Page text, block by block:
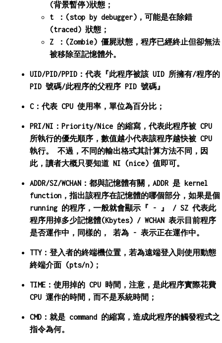
(背景暫停)狀態；
t ：(stop by debugger)，可能是在除錯
(traced) 狀態；
Z ：(Zombie) 僵屍狀態，程序已經終止但卻無法
被移除至記憶體外。
UID/PID/PPID：代表『此程序被該 UID 所擁有/程序的
PID 號碼/此程序的父程序 PID 號碼』
C：代表 CPU 使用率，單位為百分比；
PRI/NI：Priority/Nice 的縮寫，代表此程序被 CPU
所執行的優先順序，數值越小代表該程序越快被 CPU
執行。 不過，不同的輸出格式其計算方法不同，因
此，讀者大概只要知道 NI (nice) 值即可。
ADDR/SZ/WCHAN：都與記憶體有關，ADDR 是 kernel
function，指出該程序在記憶體的哪個部分，如果是個
running 的程序，一般就會顯示『 - 』 / SZ 代表此
程序用掉多少記憶體(Kbytes) / WCHAN 表示目前程序
是否運作中，同樣的， 若為 - 表示正在運作中。
TTY：登入者的終端機位置，若為遠端登入則使用動態
終端介面 (pts/n)；
TIME：使用掉的 CPU 時間，注意，是此程序實際花費
CPU 運作的時間，而不是系統時間；
CMD：就是 command 的縮寫，造成此程序的觸發程式之
指令為何。